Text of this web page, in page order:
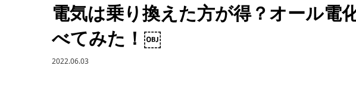
電気は乗り換えた方が得？オール電
べてみた！￼
2022.06.03